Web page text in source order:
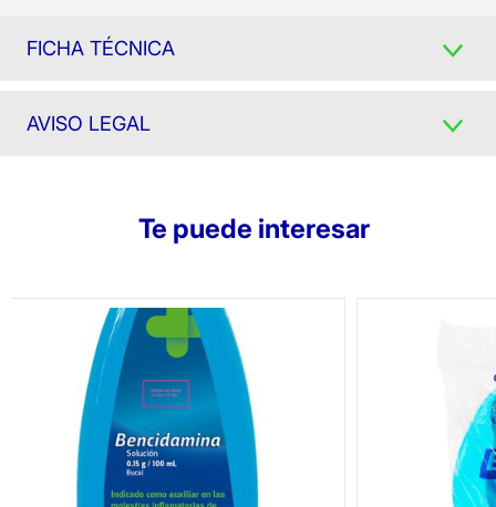
FICHA TÉCNICA
AVISO LEGAL
Te puede interesar